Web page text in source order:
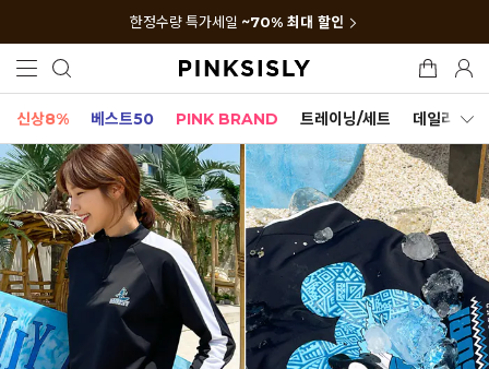
한정수량 특가세일 ~70% 최대 할인
신상8% 베스트50 PINK BRAND 트레이닝/세트 데일리세트